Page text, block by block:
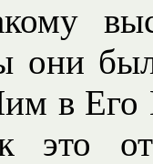
они
в Его
это